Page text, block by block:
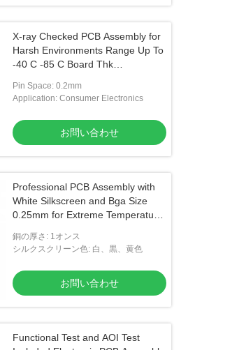
X-ray Checked PCB Assembly for
Harsh Environments Range Up To
-40 C -85 C Board Thk
Pin Space: 0.2mm
Application: Consumer Electronics
お問い合わせ
Professional PCB Assembly with
White Silkscreen and Bga Size
0.25mm for Extreme Temperature
銅の厚さ: 1オンス
シルクスクリーン色: 白、黒、黄色
お問い合わせ
Functional Test and AOI Test